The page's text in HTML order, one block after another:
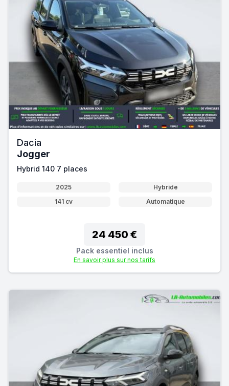
Dacia
Jogger
Hybrid 140 7 places
2025
Hybride
141 cv
Automatique
24 450 €
Pack essentiel inclus
En savoir plus sur nos tarifs